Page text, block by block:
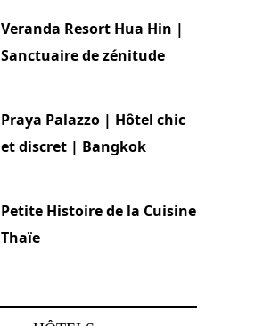
Veranda Resort Hua Hin |
Sanctuaire de zénitude
Praya Palazzo | Hôtel chic
et discret | Bangkok
Petite Histoire de la Cuisine
Thaïe